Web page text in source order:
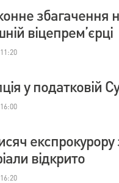
збагачення
віцепрем’єрці
у податковій
експрокурору
відкрито